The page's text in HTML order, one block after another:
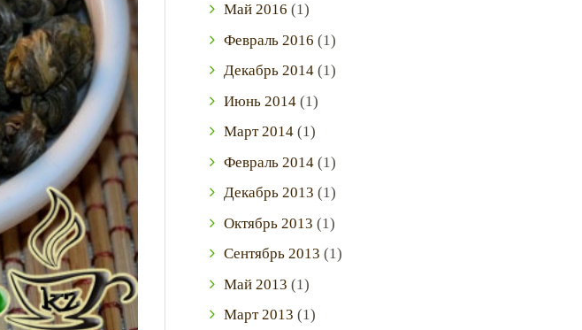
1
Май 2016 (1)
Февраль 2016 (1)
Декабрь 2014(1)
Июнь 2014(1)
Март2014(1)
Февраль 2014(1)
Декабрь 2013 (1)
Октябрь 2013 (1)
Сентябрь 2013 (1)
Май 2013 (1)
Март2013 (1)